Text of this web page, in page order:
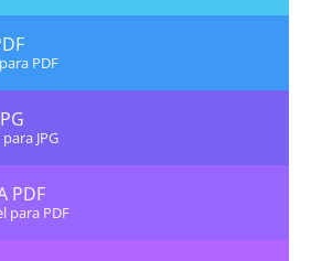
PDF
JPG
PDF
para PDF